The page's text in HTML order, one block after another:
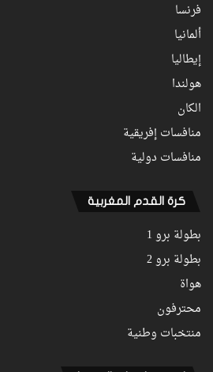
فرنسا
ألمانيا
إيطاليا
هولندا
الكان
منافسات إفريقية
منافسات دولية
كرة القدم المغربية
بطولة برو 1
بطولة برو 2
هواة
محترفون
منتخبات وطنية